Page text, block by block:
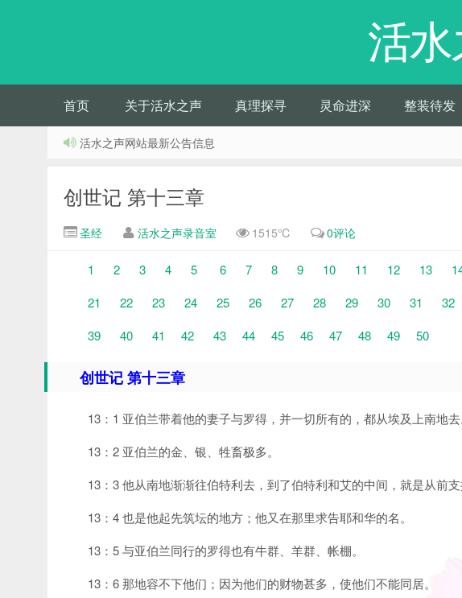
活
首页 关于活水之声 真理探寻 灵命进深 整装待发
活水之声网站最新公告信息
创世记 第十三章
圣经 活水之声录音室 1515℃ 0评论
1 2 3 4 5 6 7 8 9 10 11 12 13
21
22 23 24 25 26 27 28 29 30 31 32
39
40 41 42 43 44 45 46 47 48 49 50
创世记 第十三章
13：1 亚伯兰带着他的妻子与罗得，并一切所有的，都从埃及上南地去
13：2 亚伯兰的金、银、牲畜极多。
13：3 他从南地渐渐往伯特利去，到了伯特利和艾的中间，就是从前支
13：4 也是他起先筑坛的地方；他又在那里求告耶和华的名。
13：5 与亚伯兰同行的罗得也有牛群、羊群、帐棚。
13：6 那地容不下他们；因为他们的财物甚多，使他们不能同居。